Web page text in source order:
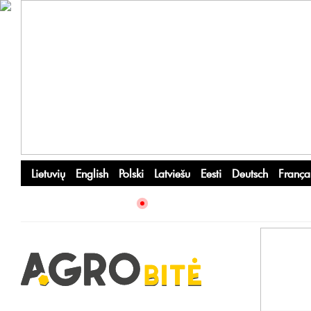
Lietuvių English Polski Latviešu Eesti Deutsch